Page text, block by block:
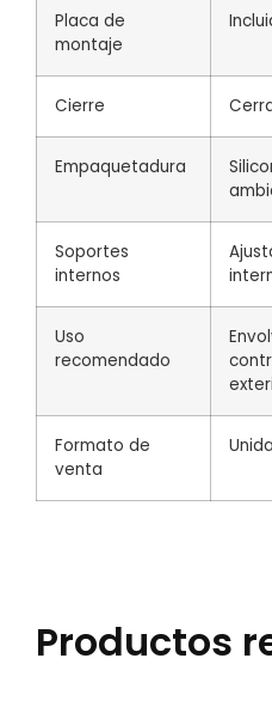
Placa de
montaje
Cierre
Empaquetadura
Soportes
internos
Uso
recomendado
Formato de
venta
Productos